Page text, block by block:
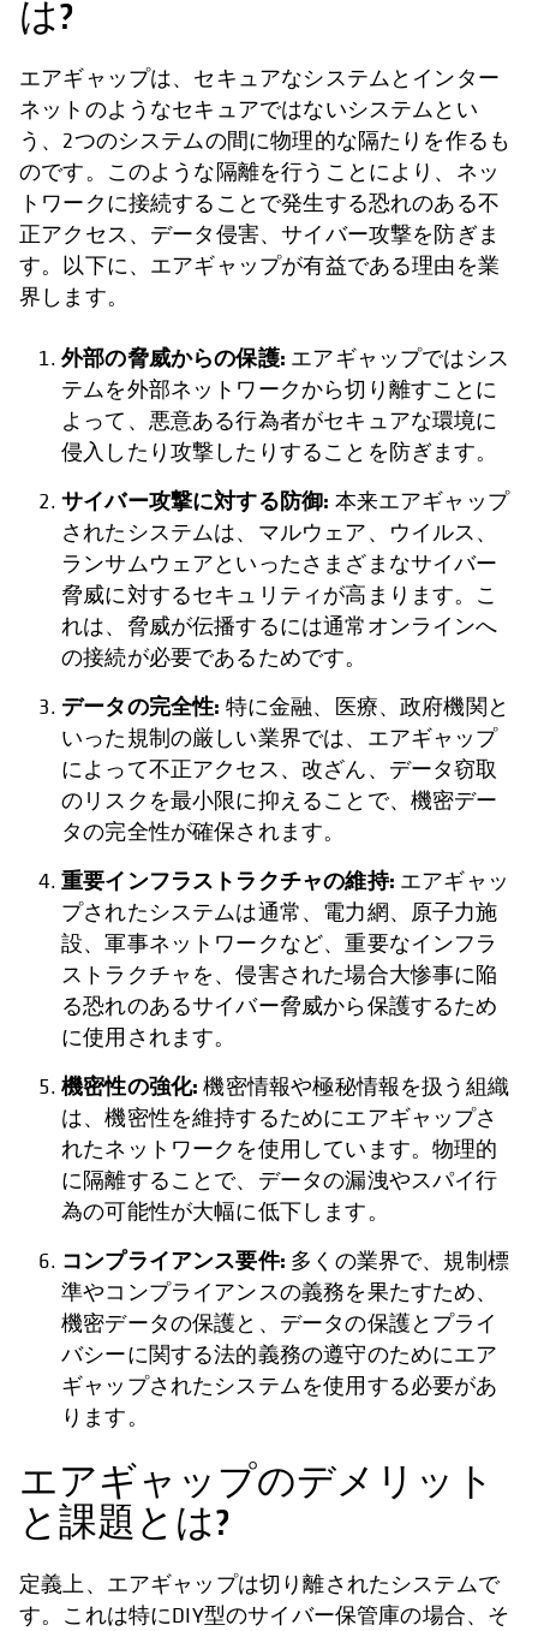
は?
エアギャップは、セキュアなシステムとインター
ネットのようなセキュアではないシステムとい
う、2つのシステムの間に物理的な隔たりを作るも
のです。このような隔離を行うことにより、ネッ
トワークに接続することで発生する恐れのある不
正アクセス、データ侵害、サイバー攻撃を防ぎま
す。以下に、エアギャップが有益である理由を業
界します。
外部の脅威からの保護: エアギャップではシス
テムを外部ネットワークから切り離すことに
よって、悪意ある行為者がセキュアな環境に
侵入したり攻撃したりすることを防ぎます。
サイバー攻撃に対する防御: 本来エアギャップ
されたシステムは、マルウェア、ウイルス、
ランサムウェアといったさまざまなサイバー
脅威に対するセキュリティが高まります。こ
れは、脅威が伝播するには通常オンラインへ
の接続が必要であるためです。
データの完全性: 特に金融、医療、政府機関と
いった規制の厳しい業界では、エアギャップ
によって不正アクセス、改ざん、データ窃取
のリスクを最小限に抑えることで、機密デー
タの完全性が確保されます。
重要インフラストラクチャの維持: エアギャッ
プされたシステムは通常、電力網、原子力施
設、軍事ネットワークなど、重要なインフラ
ストラクチャを、侵害された場合大惨事に陥
る恐れのあるサイバー脅威から保護するため
に使用されます。
機密性の強化: 機密情報や極秘情報を扱う組織
は、機密性を維持するためにエアギャップさ
れたネットワークを使用しています。物理的
に隔離することで、データの漏洩やスパイ行
為の可能性が大幅に低下します。
コンプライアンス要件: 多くの業界で、規制標
準やコンプライアンスの義務を果たすため、
機密データの保護と、データの保護とプライ
バシーに関する法的義務の遵守のためにエア
ギャップされたシステムを使用する必要があ
ります。
エアギャップのデメリット
と課題とは?
定義上、エアギャップは切り離されたシステムで
す。これは特にDIY型のサイバー保管庫の場合、そ